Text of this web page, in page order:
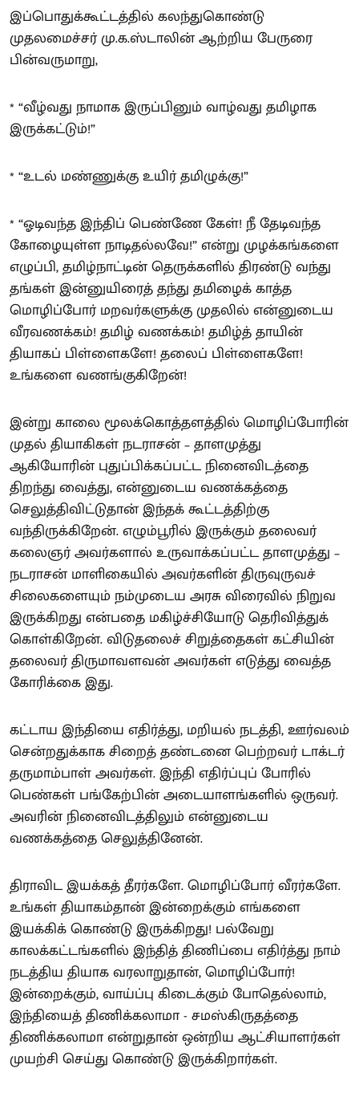
இப்பொதுக்கூட்டத்தில் கலந்துகொண்டு
முதலமைச்சர் மு.க.ஸ்டாலின் ஆற்றிய பேருரை
பின்வருமாறு,
* “வீழ்வது நாமாக இருப்பினும் வாழ்வது தமிழாக
இருக்கட்டும்!”
* “உடல் மண்ணுக்கு உயிர் தமிழுக்கு!”
* “ஓடிவந்த இந்திப் பெண்ணே கேள்! நீ தேடிவந்த
கோழையுள்ள நாடிதல்லவே!” என்று முழக்கங்களை
எழுப்பி, தமிழ்நாட்டின் தெருக்களில் திரண்டு வந்து
தங்கள் இன்னுயிரைத் தந்து தமிழைக் காத்த
மொழிப்போர் மறவர்களுக்கு முதலில் என்னுடைய
வீரவணக்கம்! தமிழ் வணக்கம்! தமிழ்த் தாயின்
தியாகப் பிள்ளைகளே! தலைப் பிள்ளைகளே!
உங்களை வணங்குகிறேன்!
இன்று காலை மூலக்கொத்தளத்தில் மொழிப்போரின்
முதல் தியாகிகள் நடராசன் – தாளமுத்து
ஆகியோரின் புதுப்பிக்கப்பட்ட நினைவிடத்தை
திறந்து வைத்து, என்னுடைய வணக்கத்தை
செலுத்திவிட்டுதான் இந்தக் கூட்டத்திற்கு
வந்திருக்கிறேன். எழும்பூரில் இருக்கும் தலைவர்
கலைஞர் அவர்களால் உருவாக்கப்பட்ட தாளமுத்து –
நடராசன் மாளிகையில் அவர்களின் திருவுருவச்
சிலைகளையும் நம்முடைய அரசு விரைவில் நிறுவ
இருக்கிறது என்பதை மகிழ்ச்சியோடு தெரிவித்துக்
கொள்கிறேன். விடுதலைச் சிறுத்தைகள் கட்சியின்
தலைவர் திருமாவளவன் அவர்கள் எடுத்து வைத்த
கோரிக்கை இது.
கட்டாய இந்தியை எதிர்த்து, மறியல் நடத்தி, ஊர்வலம்
சென்றதுக்காக சிறைத் தண்டனை பெற்றவர் டாக்டர்
தருமாம்பாள் அவர்கள். இந்தி எதிர்ப்புப் போரில்
பெண்கள் பங்கேற்பின் அடையாளங்களில் ஒருவர்.
அவரின் நினைவிடத்திலும் என்னுடைய
வணக்கத்தை செலுத்தினேன்.
திராவிட இயக்கத் தீரர்களே. மொழிப்போர் வீரர்களே.
உங்கள் தியாகம்தான் இன்றைக்கும் எங்களை
இயக்கிக் கொண்டு இருக்கிறது! பல்வேறு
காலக்கட்டங்களில் இந்தித் திணிப்பை எதிர்த்து நாம்
நடத்திய தியாக வரலாறுதான், மொழிப்போர்!
இன்றைக்கும், வாய்ப்பு கிடைக்கும் போதெல்லாம்,
இந்தியைத் திணிக்கலாமா - சமஸ்கிருதத்தை
திணிக்கலாமா என்றுதான் ஒன்றிய ஆட்சியாளர்கள்
முயற்சி செய்து கொண்டு இருக்கிறார்கள்.